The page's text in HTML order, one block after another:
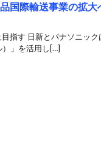
国際輸送事業の拡大
指す 日新とパナソニッ
）」を活用し[…]